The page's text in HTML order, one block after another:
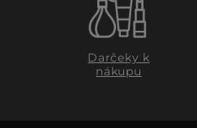
Darčeky k
nákupu